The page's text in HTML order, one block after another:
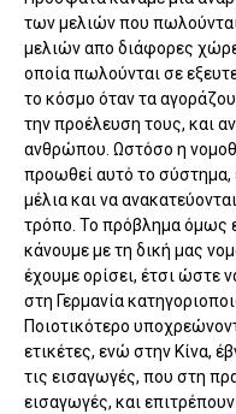
των μελιών που
μελιών απο διάφορες
οποία πωλούνται σε
το κόσμο όταν τα
την προέλευση τους, και
ανθρώπου. Ωστόσο η
προωθεί αυτό το σύστημα,
μέλια και να
τρόπο. Το πρόβλημα όμως
κάνουμε με τη δική μας
έχουμε ορίσει, έτσι ώστε
στη Γερμανία
Ποιοτικότερο
ετικέτες, ενώ στην Κίνα,
τις εισαγωγές, που στη
εισαγωγές, και